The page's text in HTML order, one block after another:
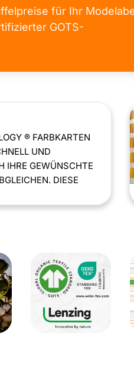
für Ihr
GOTS-
® FARBKARTEN
UND
IHRE GEWÜNSCHTE
DIESE